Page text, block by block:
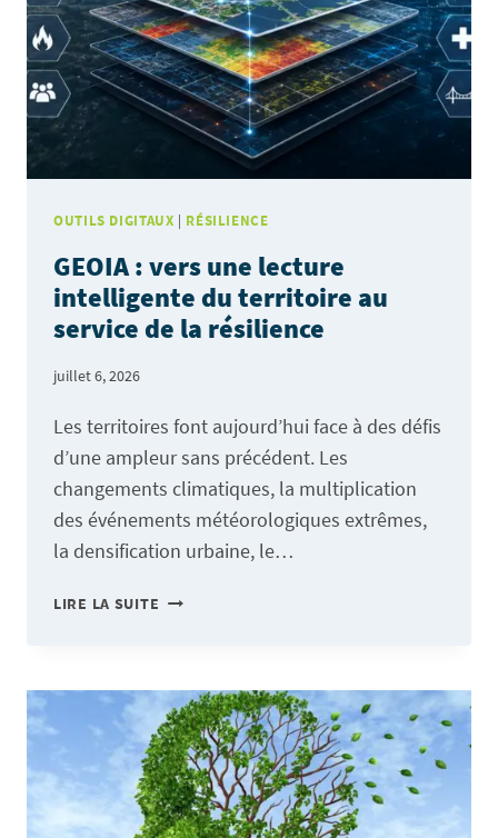
DEVENUE
ESSENTIELLE
POUR
LA
SÉCURITÉ
ET
DES
TERRITOIRES
INTELLIGENTS
OUTILS DIGITAUX RÉSILIENCE
GEOIA : vers une lecture
intelligente du territoire au
service de la résilience
juillet 6, 2026
Les territoires font aujourd’hui face à des défis
d’une ampleur sans précédent. Les
changements climatiques, la multiplication
des événements météorologiques extrêmes,
la densification urbaine, le…
LIRE LA SUITE GEOIA
UNE
LECTURE
INTELLIGENTE
DU
TERRITOIRE